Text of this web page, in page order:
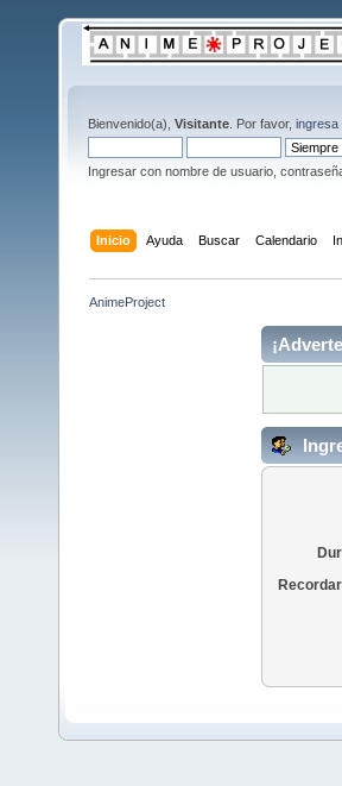
Bienvenido(a), Visitante . Por favor, ingresa
Ingresar con nombre de usuario,
Inicio Ayuda Buscar Calendario
AnimeProject